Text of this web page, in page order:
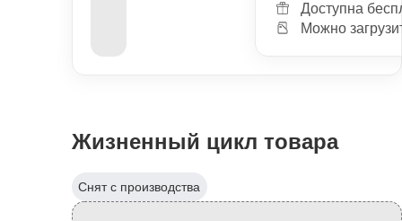
Доступна
Можно
Жизненный цикл товара
Снят с производства